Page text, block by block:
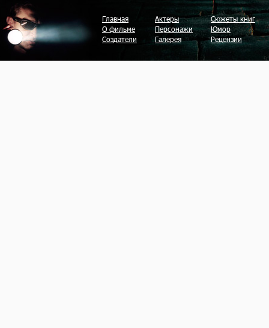
Главная
О фильме
Создатели
Актеры
Персонажи
Галерея
Сюжеты книг
Юмор
Рецензии